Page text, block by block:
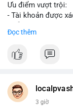
Ưu điểm vượt trội:
- Tài khoản được
- Giao dịch an toàn,
Đặt hàng ngay
- WhatsApp: +1 (66
- Telegram:
Đọc thêm
3 giờ